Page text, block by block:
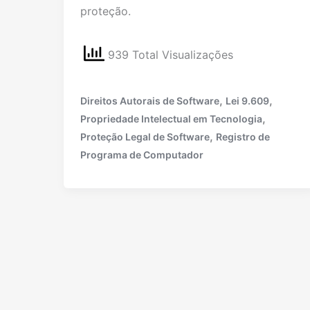
proteção.
939 Total Visualizações
Direitos Autorais de Software, Lei 9.609,
Propriedade Intelectual em Tecnologia,
Proteção Legal de Software, Registro de
Programa de Computador